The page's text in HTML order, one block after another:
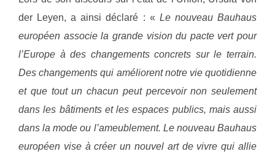
der Leyen, a ainsi déclaré : « Le nouveau Bauhaus
européen associe la grande vision du pacte vert pour
l’Europe à des changements concrets sur le terrain.
Des changements qui améliorent notre vie quotidienne
et que tout un chacun peut percevoir non seulement
dans les bâtiments et les espaces publics, mais aussi
dans la mode ou l’ameublement. Le nouveau Bauhaus
européen vise à créer un nouvel art de vivre qui allie